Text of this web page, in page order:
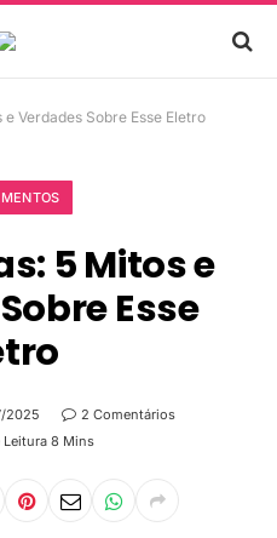
Verdades Sobre Esse Eletro
5 Mitos e
Esse
2025
2 Comentários
Leitura 8 Mins